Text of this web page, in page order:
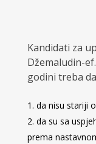
Kandidati za
Džemaludin-
godini treba
da nisu stariji
da su sa
prema